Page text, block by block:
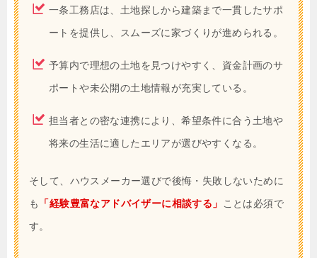
一条工務店は、土地探しから建築まで一貫したサポ
ートを提供し、スムーズに家づくりが進められる。
予算内で理想の土地を見つけやすく、資金計画のサ
ポートや未公開の土地情報が充実している。
担当者との密な連携により、希望条件に合う土地や
将来の生活に適したエリアが選びやすくなる。
そして、ハウスメーカー選びで後悔・失敗しないために
も
「経験豊富なアドバイザーに相談する」
ことは必須で
す。